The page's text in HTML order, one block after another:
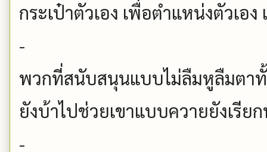
กระเป๋าตัวเอง เพื่อตำแหน่งตัวเ
-
พวกที่สนับสนุนแบบไม่ลืมหูลืมตา
ยังบ้าไปช่วยเขาแบบควายยังเรีย
-